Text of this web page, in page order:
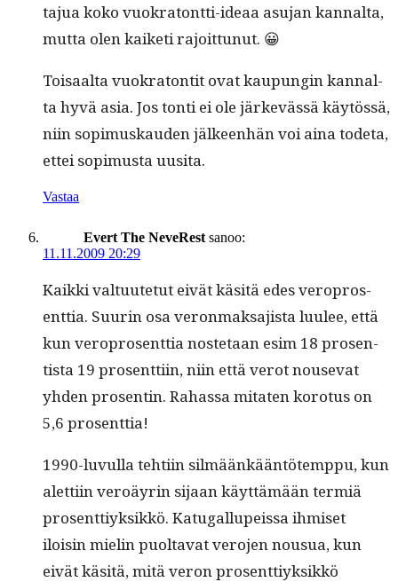
tajua koko vuokra­tont­ti-ideaa asu­jan kannal­ta,
mut­ta olen kaiketi rajoittunut. 😀
Toisaal­ta vuokra­ton­tit ovat kaupun­gin kannal­
ta hyvä asia. Jos ton­ti ei ole järkevässä käytössä,
niin sopimuskau­den jäl­keen­hän voi aina tode­ta,
ettei sopimus­ta uusita.
Vastaa
Evert The NeveRest sanoo:
11.11.2009 20:29
Kaik­ki val­tu­ute­tut eivät käsitä edes vero­pros­
ent­tia. Suurin osa veron­mak­sajista luulee, että
kun vero­pros­ent­tia nos­te­taan esim 18 pros­en­
tista 19 pros­ent­ti­in, niin että verot nou­se­vat
yhden pros­entin. Rahas­sa mitat­en koro­tus on
5,6 prosenttia!
1990-luvul­la tehti­in silmäänkään­tötemp­pu, kun
alet­ti­in veroäyrin sijaan käyt­tämään ter­miä
pros­ent­tiyk­sikkö. Katu­gallu­peis­sa ihmiset
iloisin mielin puolta­vat vero­jen nousua, kun
eivät käsitä, mitä veron pros­ent­tiyk­sikkö